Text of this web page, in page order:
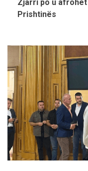
Zjarri po u
Prishtinës